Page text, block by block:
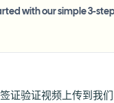
with our simple 3-
证验证视频上传到我